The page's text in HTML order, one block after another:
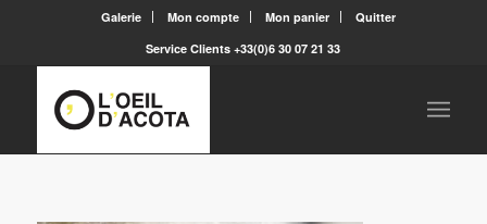
Galerie Mon compte Mon panier
Quitter
Service Clients +33(0)6 30 07 21 33